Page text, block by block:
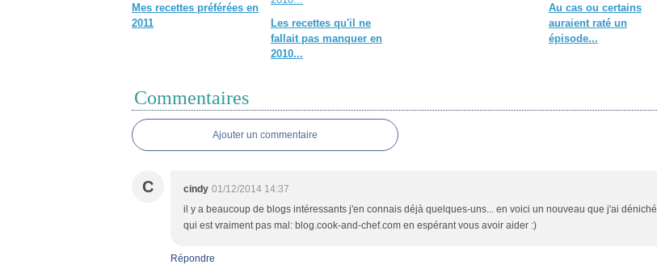
Mes recettes préférées en
2011
Les recettes qu'il ne
fallait pas manquer en
2010...
Au cas ou certains
auraient raté un
épisode...
Commentaires
Ajouter un commentaire
C cindy 01/12/2014 14:37
il y a beaucoup de blogs intéressants j'en connais déjà quelques-uns... en voici un nouveau que j'ai déniché
qui est vraiment pas mal: blog.cook-and-chef.com en espérant vous avoir aider :)
Répondre